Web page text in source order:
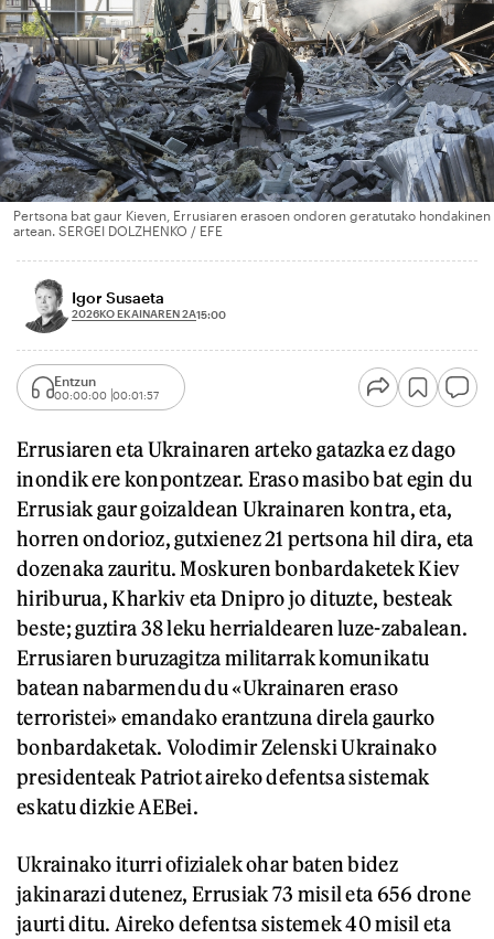
Pertsona bat gaur Kieven, Errusiaren erasoen ondoren geratutako hondakinen
artean. SERGEI DOLZHENKO / EFE
Igor Susaeta
2026KO EKAINAREN 2A15:00
Entzun
00:00:00 00:01:57
Errusiaren eta Ukrainaren arteko gatazka ez dago
inondik ere konpontzear. Eraso masibo bat egin du
Errusiak gaur goizaldean Ukrainaren kontra, eta,
horren ondorioz, gutxienez 21 pertsona hil dira, eta
dozenaka zauritu. Moskuren bonbardaketek Kiev
hiriburua, Kharkiv eta Dnipro jo dituzte, besteak
beste; guztira 38 leku herrialdearen luze-zabalean.
Errusiaren buruzagitza militarrak komunikatu
batean nabarmendu du «Ukrainaren eraso
terroristei» emandako erantzuna direla gaurko
bonbardaketak. Volodimir Zelenski Ukrainako
presidenteak Patriot aireko defentsa sistemak
eskatu dizkie AEBei.
Ukrainako iturri ofizialek ohar baten bidez
jakinarazi dutenez, Errusiak 73 misil eta 656 drone
jaurti ditu. Aireko defentsa sistemek 40 misil eta